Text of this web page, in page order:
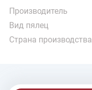
Производитель
Вид пялец
Страна производства